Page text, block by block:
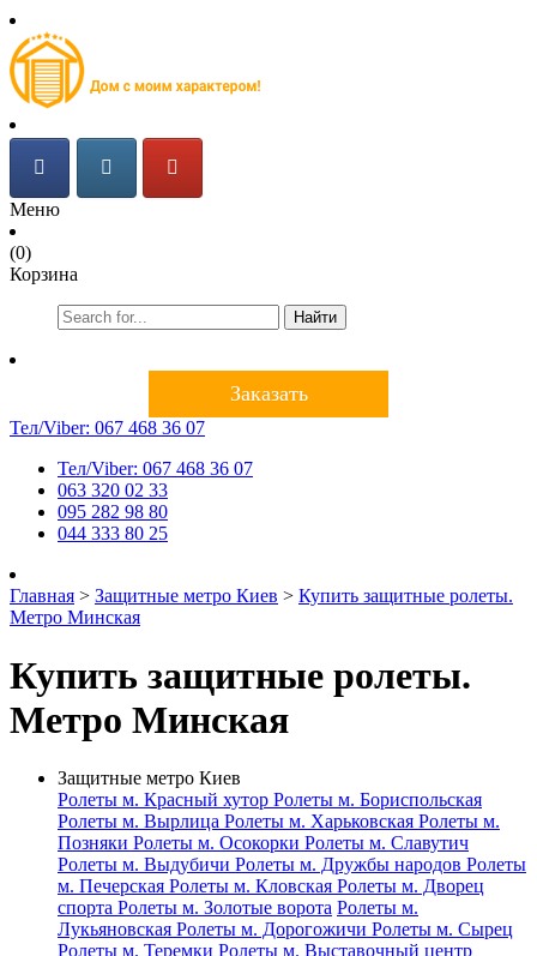
Меню
(0)
Корзина
Найти
Заказать
Тел/Viber: 067 468 36 07
Тел/Viber: 067 468 36 07
063 320 02 33
095 282 98 80
044 333 80 25
Главная > Защитные метро Киев > Купить защитные ролеты.
Метро Минская
Купить защитные ролеты.
Метро Минская
Защитные метро Киев
Ролеты м. Красный хутор Ролеты м. Бориспольская
Ролеты м. Вырлица Ролеты м. Харьковская Ролеты м.
Позняки Ролеты м. Осокорки Ролеты м. Славутич
Ролеты м. Выдубичи Ролеты м. Дружбы народов Ролеты
м. Печерская Ролеты м. Кловская Ролеты м. Дворец
спорта Ролеты м. Золотые ворота Ролеты м.
Лукьяновская Ролеты м. Дорогожичи Ролеты м. Сырец
Ролеты м. Теремки Ролеты м. Выставочный центр